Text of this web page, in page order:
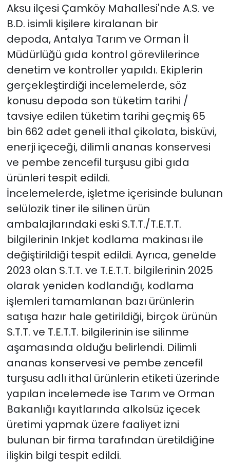
Aksu ilçesi Çamköy Mahallesi'nde A.S. ve
B.D. isimli kişilere kiralanan bir
depoda, Antalya Tarım ve Orman İl
Müdürlüğü gıda kontrol görevlilerince
denetim ve kontroller yapıldı. Ekiplerin
gerçekleştirdiği incelemelerde, söz
konusu depoda son tüketim tarihi /
tavsiye edilen tüketim tarihi geçmiş 65
bin 662 adet geneli ithal çikolata, bisküvi,
enerji içeceği, dilimli ananas konservesi
ve pembe zencefil turşusu gibi gıda
ürünleri tespit edildi.
İncelemelerde, işletme içerisinde bulunan
selülozik tiner ile silinen ürün
ambalajlarındaki eski S.T.T./T.E.T.T.
bilgilerinin Inkjet kodlama makinası ile
değiştirildiği tespit edildi. Ayrıca, genelde
2023 olan S.T.T. ve T.E.T.T. bilgilerinin 2025
olarak yeniden kodlandığı, kodlama
işlemleri tamamlanan bazı ürünlerin
satışa hazır hale getirildiği, birçok ürünün
S.T.T. ve T.E.T.T. bilgilerinin ise silinme
aşamasında olduğu belirlendi. Dilimli
ananas konservesi ve pembe zencefil
turşusu adlı ithal ürünlerin etiketi üzerinde
yapılan incelemede ise Tarım ve Orman
Bakanlığı kayıtlarında alkolsüz içecek
üretimi yapmak üzere faaliyet izni
bulunan bir firma tarafından üretildiğine
ilişkin bilgi tespit edildi.